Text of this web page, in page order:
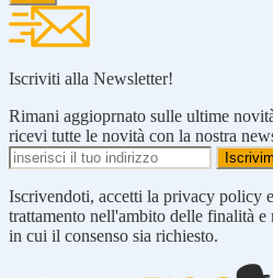
Iscriviti alla Newsletter!
Rimani aggioprnato sulle ultime
ricevi tutte le novità con la nostra
Iscrivendoti, accetti la privacy policy
trattamento nell'ambito delle finalità
in cui il consenso sia richiesto.